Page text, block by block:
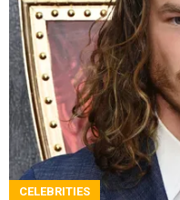
CELEBRITIES